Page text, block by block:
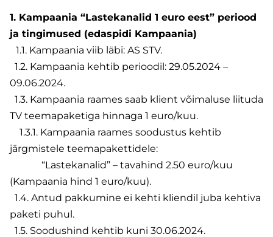
Uudised
1. Kampaania “Lastekanalid 1 euro eest” periood
ja tingimused (edaspidi Kampaania)
1.1. Kampaania viib läbi: AS STV.
1.2. Kampaania kehtib perioodil: 29.05.2024 –
09.06.2024.
1.3. Kampaania raames saab klient võimaluse liituda
TV teemapaketiga hinnaga 1 euro/kuu.
1.3.1. Kampaania raames soodustus kehtib
järgmistele teemapakettidele:
“Lastekanalid” – tavahind 2.50 euro/kuu
(Kampaania hind 1 euro/kuu).
1.4. Antud pakkumine ei kehti kliendil juba kehtiva
paketi puhul.
1.5. Soodushind kehtib kuni 30.06.2024.